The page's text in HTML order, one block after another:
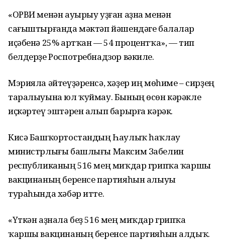
«ОРВИ менән ауырыу уҙған аҙна менән
сағыштырғанда мәктәп йәшендәге балалар
иҫәбенә 25% артҡан — 54 процентҡа», — тип
белдерҙе Роспотребнадзор вәкиле.
Мэрияла әйтеүҙәренсә, хәҙер иң мөһиме – сирҙең
таралыуына юл ҡуймау. Бының өсөн кәрәкле
иҫкәртеү эштәрен алып барырға кәрәк.
Кисә Башҡортостандың Һаулыҡ һаҡлау
министрлығы башлығы Максим Забелин
республиканың 516 мең миҡдар грипҡа ҡаршы
вакцинаның беренсе партияһын алыуы
тураһында хәбәр итте.
«Үткән аҙнала беҙ 516 мең миҡдар грипҡа
ҡаршы вакцинаның беренсе партияһын алдыҡ.